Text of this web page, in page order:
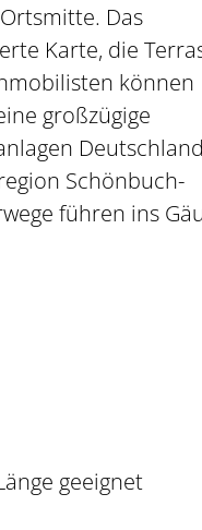
Das
Karte, die
können
großzügige
Schönbuch-
führen ins Gäu
geeignet